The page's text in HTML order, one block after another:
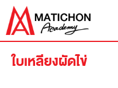
Skip
content
ใบเหลียงผัดไข่